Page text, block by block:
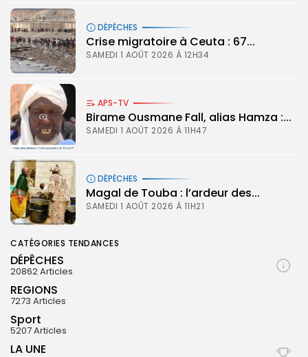
DÉPÊCHES
Crise migratoire à Ceuta : 67...
SAMEDI 1 AOÛT 2026 À 12H34
APS-TV
Birame Ousmane Fall, alias Hamza :...
SAMEDI 1 AOÛT 2026 À 11H47
DÉPÊCHES
Magal de Touba : l’ardeur des...
SAMEDI 1 AOÛT 2026 À 11H21
CATÉGORIES TENDANCES
DÉPÊCHES
20862 Articles
REGIONS
7273 Articles
Sport
5207 Articles
LA UNE